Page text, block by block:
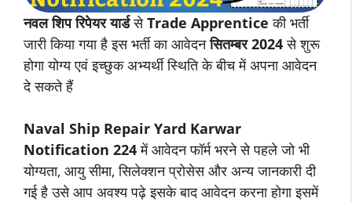
नवल शिप रिपेयर यार्डसेTrade Apprentice की भर्ती
जारी किया गया है इस भर्ती का आवेदनसितम्बर 2024से शुरू
होगा योग्य एवं इच्छुक अभ्यर्थी स्थिति के बीच में अपना आवेदन
दे सकते हैं
Naval Ship Repair Yard Karwar
Notification 224में आवेदन फॉर्म भरने से पहले जो भी
योग्यता, आयु सीमा, सिलेक्शन प्रोसेस और अन्य जानकारी दी
गई है उसे आप अवश्य पढ़े इसके बाद आवेदन करना होगा इसमें